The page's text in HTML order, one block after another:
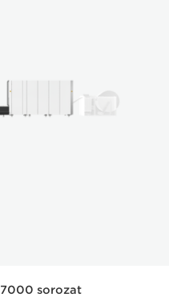
sorozat